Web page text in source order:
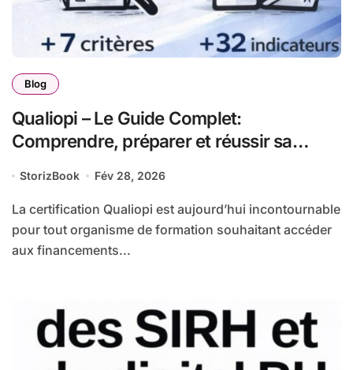
Blog
Qualiopi – Le Guide Complet:
Comprendre, préparer et réussir sa
de formation
StorizBook Fév 28, 2026
La certification Qualiopi est aujourd’hui incontournable
pour tout organisme de formation souhaitant accéder
aux financements...